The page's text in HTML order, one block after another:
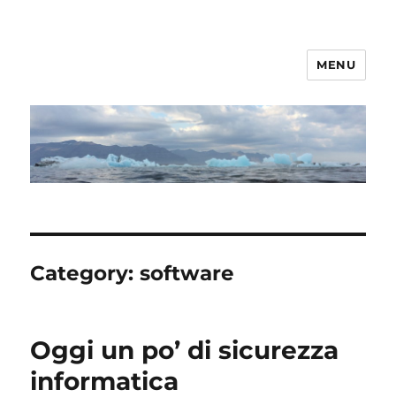
MENU
Category:software
Oggi un po’ di sicurezza
informatica